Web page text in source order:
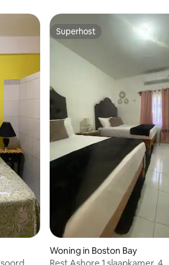
Superhost
Superhost
Woning in Boston Bay